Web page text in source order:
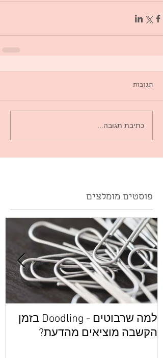
תגובות
כתיבת תגובה...
פוסטים מומלצים
למה שרבוטים - Doodling בזמן
הקשבה מוציאים מהדעת?